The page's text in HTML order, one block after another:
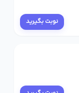
نوبت بگیرید